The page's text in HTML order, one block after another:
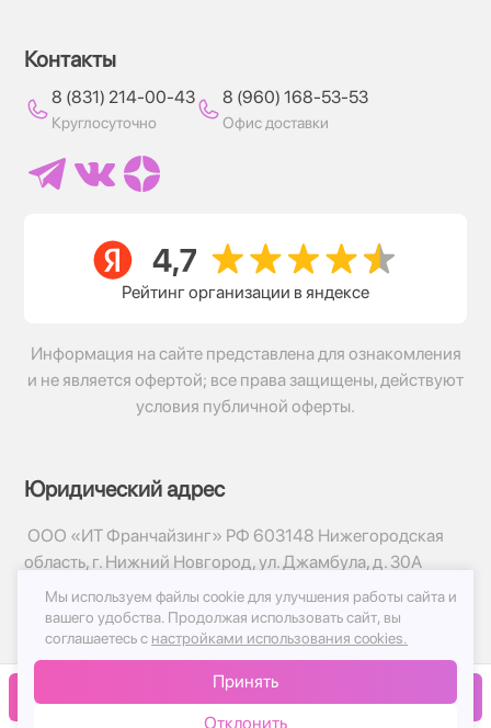
В корзину
Контакты
8 (831) 214-00-43
Круглосуточно
8 (960) 168-53-53
Офис доставки
Рейтинг организации в яндексе
Информация на сайте представлена для ознакомления
и не является офертой; все права защищены, действуют
условия публичной оферты.
Юридический адрес
ООО «ИТ Франчайзинг» РФ 603148 Нижегородская
область, г. Нижний Новгород, ул. Джамбула, д. 30А
© 2017-2026г, База Цветов 24.ру
Политика конфиденциальности
Публичная оферта
Мы используем файлы cookie для улучшения работы сайта и
вашего удобства. Продолжая использовать сайт, вы
соглашаетесь с настройками использования cookies.
Принять
Отклонить